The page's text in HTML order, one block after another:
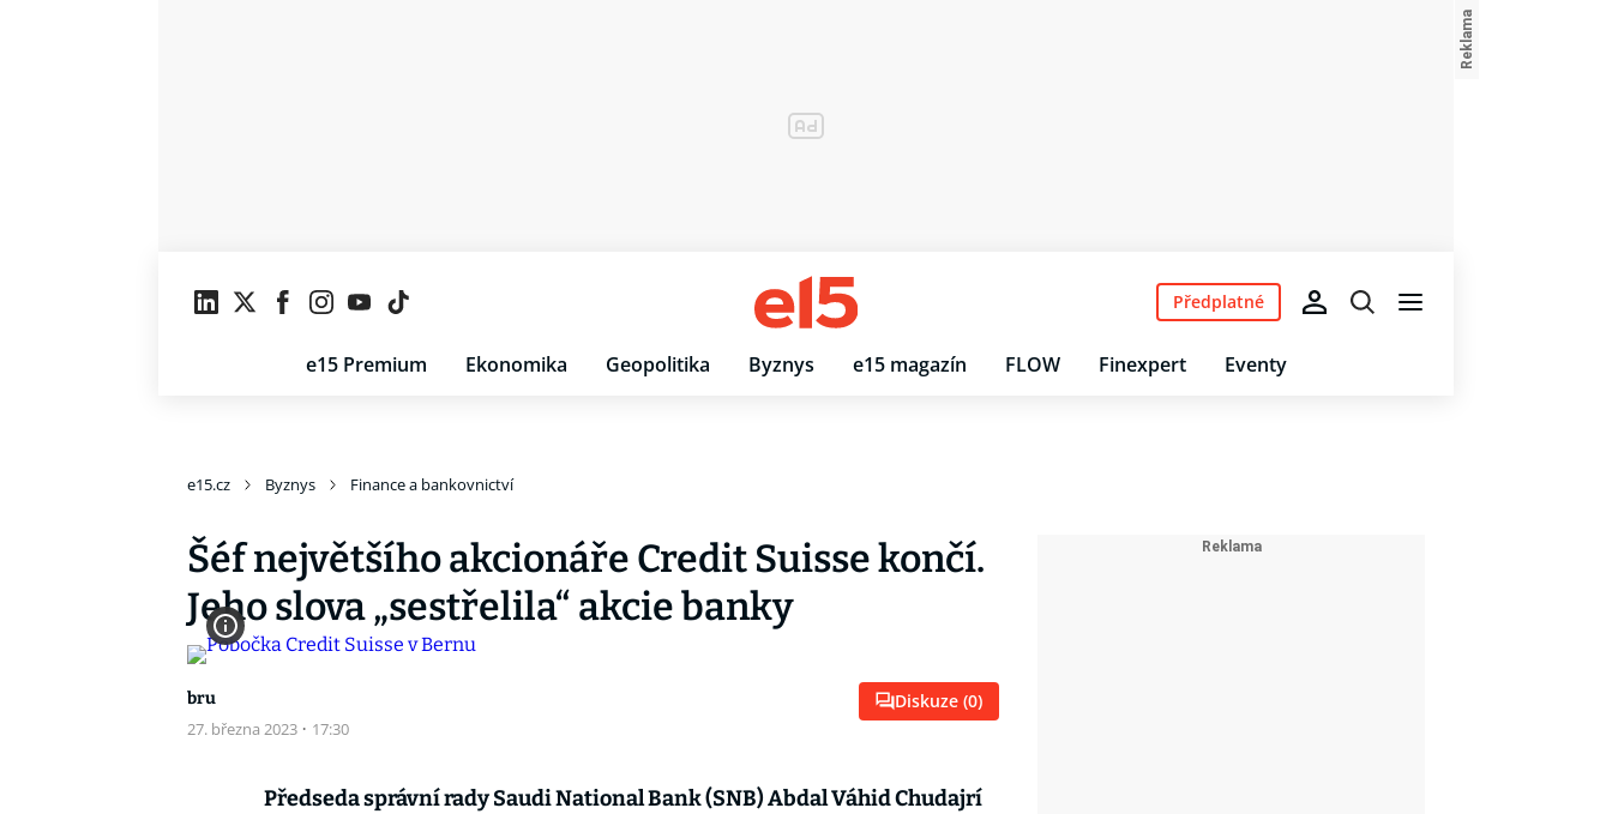
e15 Premium Ekonomika Geopolitika Byznys e15 magazín FLOW Finexpert Eventy
Předplatné
e15.cz Byznys Finance a bankovnictví
Šéf největšího akcionáře Credit Suisse končí.
Jeho slova „sestřelila“ akcie banky
bru
27. března 2023 · 17:30
Diskuze (0)
Předseda správní rady Saudi National Bank (SNB) Abdal Váhid Chudajrí